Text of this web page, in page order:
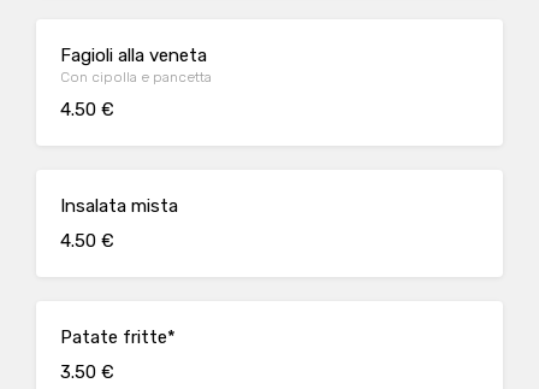
Fagioli alla veneta
Con cipolla e pancetta
4.50 €
Insalata mista
4.50 €
Patate fritte*
3.50 €